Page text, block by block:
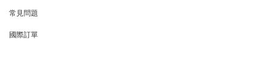
常見問題
國際訂單